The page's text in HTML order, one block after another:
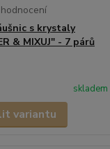
s krystaly
& MIXUJ" - 7 párů
skladem
variantu